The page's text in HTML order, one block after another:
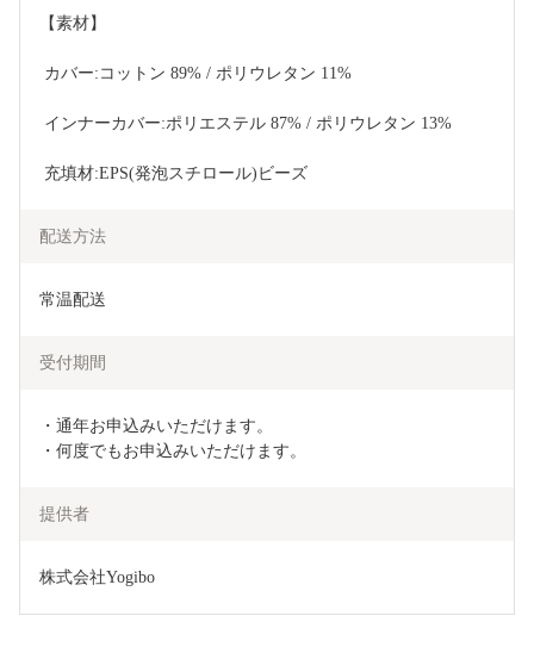
【素材】
カバー:コットン 89% / ポリウレタン 11%
インナーカバー:ポリエステル 87% / ポリウレタン 13%
充填材:EPS(発泡スチロール)ビーズ
配送方法
常温配送
受付期間
・通年お申込みいただけます。
・何度でもお申込みいただけます。
提供者
株式会社Yogibo